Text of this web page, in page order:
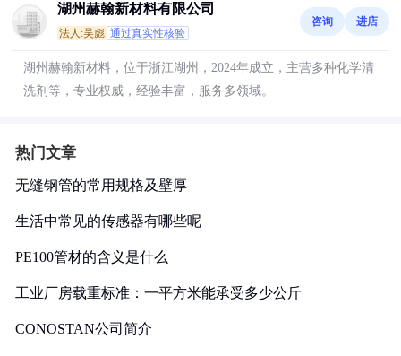
湖州赫翰新材料有限公司
法人:吴彪 通过真实性核验
咨询 进店
湖州赫翰新材料，位于浙江湖州，2024年成立，主营多种化学清
洗剂等，专业权威，经验丰富，服务多领域。
热门文章
无缝钢管的常用规格及壁厚
生活中常见的传感器有哪些呢
PE100管材的含义是什么
工业厂房载重标准：一平方米能承受多少公斤
CONOSTAN公司简介